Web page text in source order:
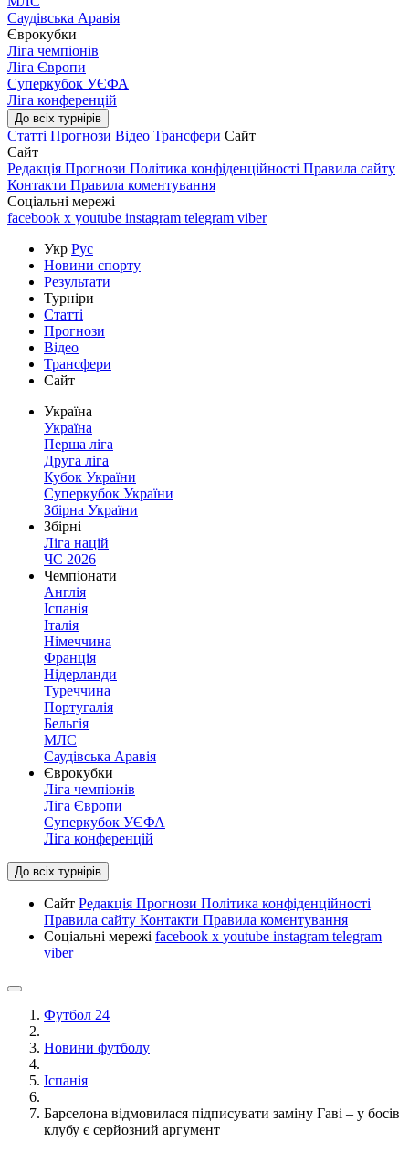
Саудівська Аравія
Єврокубки
Ліга чемпіонів
Ліга Європи
Суперкубок УЄФА
Ліга конференцій
До всіх турнірів
Статті Прогнози Відео Трансфери Сайт
Сайт
Редакція Прогнози Політика конфіденційності Правила сайту
Контакти Правила коментування
Соціальні мережі
facebook x youtube instagram telegram viber
Укр Рус
Новини спорту
Результати
Турніри
Статті
Прогнози
Відео
Трансфери
Сайт
Україна
Україна
Перша ліга
Друга ліга
Кубок України
Суперкубок України
Збірна України
Збірні
Ліга націй
ЧС 2026
Чемпіонати
Англія
Іспанія
Італія
Німеччина
Франція
Нідерланди
Туреччина
Португалія
Бельгія
МЛС
Саудівська Аравія
Єврокубки
Ліга чемпіонів
Ліга Європи
Суперкубок УЄФА
Ліга конференцій
До всіх турнірів
Сайт Редакція Прогнози Політика конфіденційності
Правила сайту Контакти Правила коментування
Соціальні мережі facebook x youtube instagram telegram
viber
Футбол 24
Новини футболу
Іспанія
Барселона відмовилася підписувати заміну Гаві – у босів
клубу є серйозний аргумент